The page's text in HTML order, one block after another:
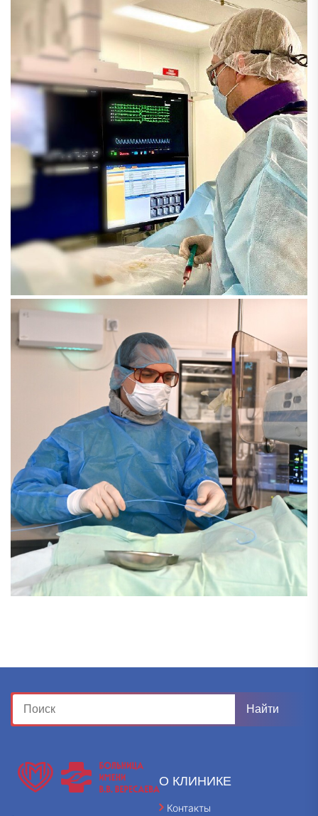
О КЛИНИКЕ
Контакты